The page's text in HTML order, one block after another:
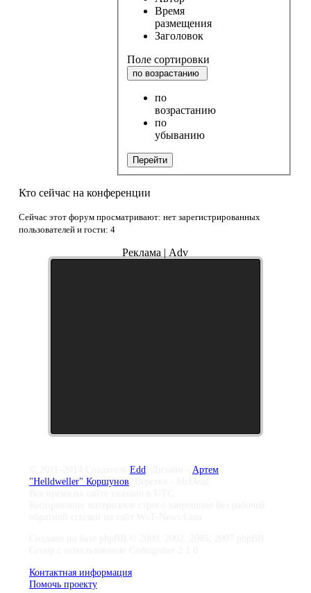
Время
размещения
Заголовок
Поле сортировки
по возрастанию
по
возрастанию
по
убыванию
Перейти
Кто сейчас на конференции
Сейчас этот форум просматривают: нет зарегистрированных
пользователей и гости: 4
Реклама | Adv
Edd
Артем
"Helldweller" Коршунов
Контактная информация
Помочь проекту